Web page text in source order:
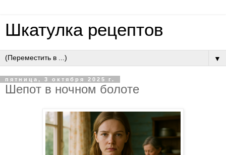
Шкатулка рецептов
▼
пятница, 3 октября 2025 г.
Шeпoт в нoчнoм бoлoтe